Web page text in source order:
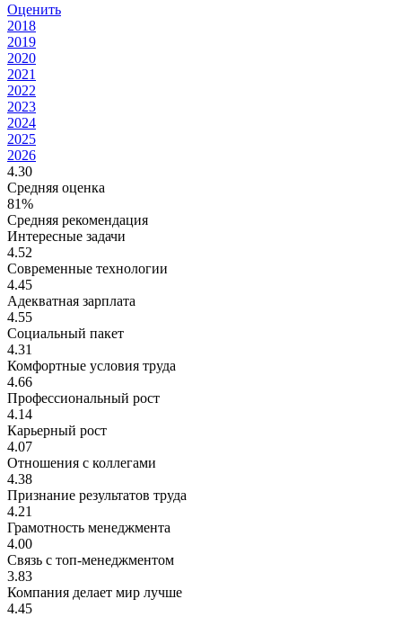
Оценить
2018
2019
2020
2021
2022
2023
2024
2025
2026
4.30
Средняя оценка
81%
Средняя рекомендация
Интересные задачи
4.52
Современные технологии
4.45
Адекватная зарплата
4.55
Социальный пакет
4.31
Комфортные условия труда
4.66
Профессиональный рост
4.14
Карьерный рост
4.07
Отношения с коллегами
4.38
Признание результатов труда
4.21
Грамотность менеджмента
4.00
Связь с топ-менеджментом
3.83
Компания делает мир лучше
4.45